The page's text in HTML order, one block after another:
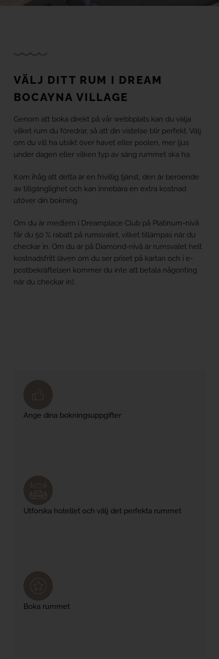
VÄLJ DITT RUM I DREAM
BOCAYNA VILLAGE
Genom att boka direkt på vår webbplats kan du välja
vilket rum du föredrar, så att din vistelse blir perfekt. Välj
om du vill ha utsikt över havet eller poolen, mer ljus
under dagen eller vilken typ av säng rummet ska ha.
Kom ihåg att detta är en frivillig tjänst, den är beroende
av tillgänglighet och kan innebära en extra kostnad
utöver din bokning.
Om du är medlem i Dreamplace Club på Platinum-nivå
får du 50 % rabatt på rumsvalet, vilket tillämpas när du
checkar in. Om du är på Diamond-nivå är rumsvalet helt
kostnadsfritt (även om du ser priset på kartan och i e-
postbekräftelsen kommer du inte att betala någonting
när du checkar in).
Ange dina bokningsuppgifter
Utforska hotellet och välj det perfekta rummet
Boka rummet